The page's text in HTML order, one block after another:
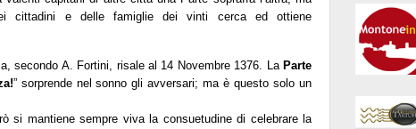
cittadini e delle famiglie dei vinti cerca ed ottiene
secondo A. Fortini, risale al 14 Novembre 1376. La Parte
” sorprende nel sonno gli avversari; ma è questo solo un
si mantiene sempre viva la consuetudine di celebrare la